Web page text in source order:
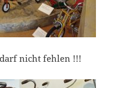
nicht fehlen !!!